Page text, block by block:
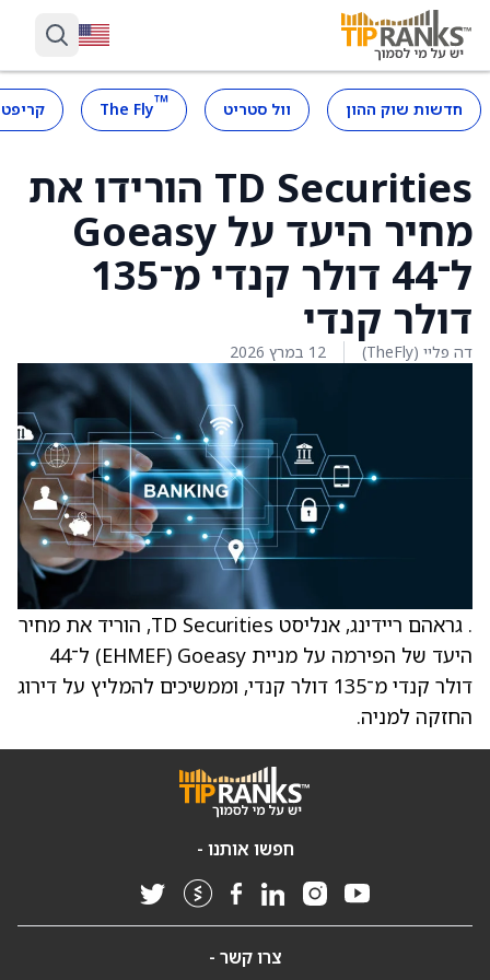
חדשות שוק ההון וול סטריט ™
The Fly
TD Securities הורידו את
מחיר היעד על Goeasy
ל־44 דולר קנדי מ־135
דולר קנדי
דה פליי (TheFly) 12 במרץ 2026
. גראהם ריידינג, אנליסט TD Securities, הוריד את מחיר
היעד של הפירמה על מניית Goeasy ‏(EHMEF) ל־44
דולר קנדי מ־135 דולר קנדי, וממשיכים להמליץ על דירוג
החזקה למניה.
חפשו אותנו -
צרו קשר -